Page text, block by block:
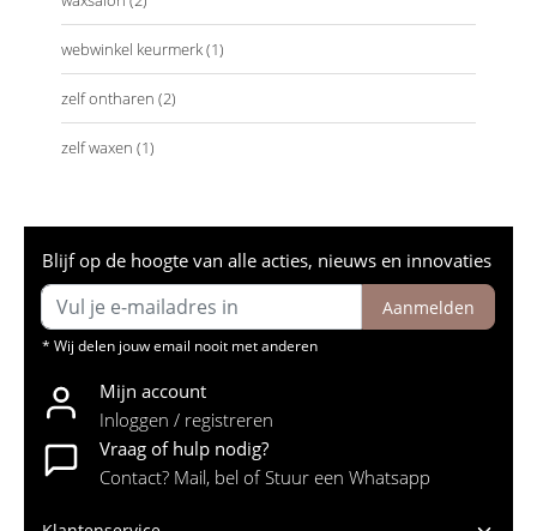
webwinkel keurmerk(1)
zelf ontharen (2)
zelf waxen (1)
Blijf op de hoogte van alle acties, nieuws en innovaties
Aanmelden
* Wij delen jouw email nooit met anderen
Mijn account
Inloggen / registreren
Vraag of hulp nodig?
Contact? Mail, bel of Stuur een Whatsapp